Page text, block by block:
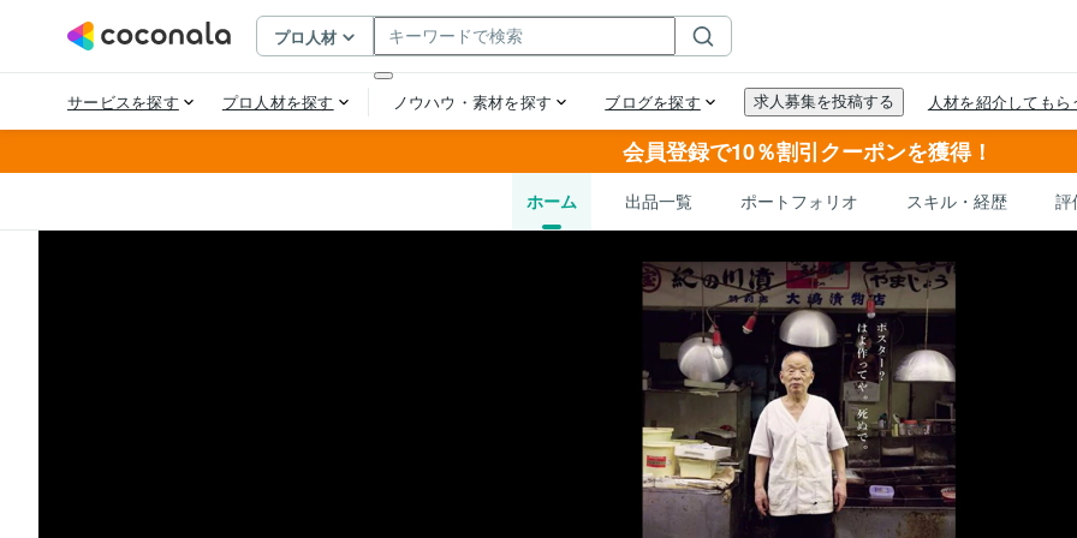
会員登録で10％割引クーポンを獲得！
ホーム 出品一覧 ポートフォリオ スキル・経歴 評